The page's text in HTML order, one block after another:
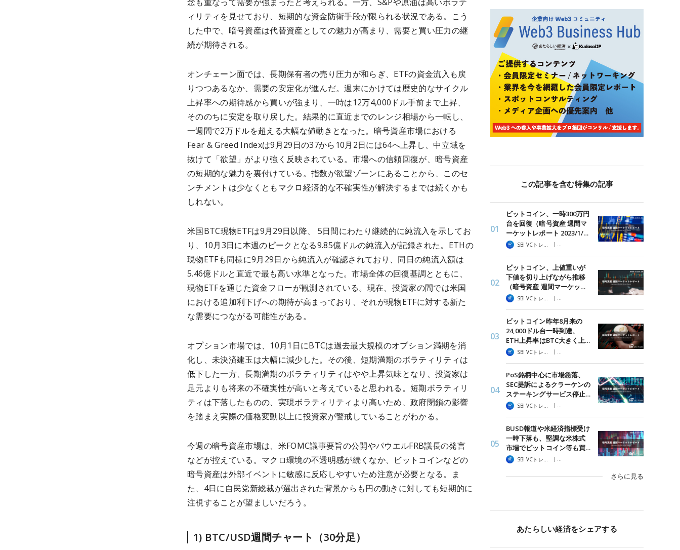
ィリティを見せており、短期的な資金防衛手段が限られる状況である。こう
した中で、暗号資産は代替資産としての魅力が高まり、需要と買い圧力の継
続が期待される。
オンチェーン面では、長期保有者の売り圧力が和らぎ、ETFの資金流入も戻
りつつあるなか、需要の安定化が進んだ。週末にかけては歴史的なサイクル
上昇率への期待感から買いが強まり、一時は12万4,000ドル手前まで上昇、
そののちに安定を取り戻した。結果的に直近までのレンジ相場から一転し、
一週間で2万ドルを超える大幅な値動きとなった。暗号資産市場における
Fear & Greed Indexは9月29日の37から10月2日には64へ上昇し、中立域を
抜けて「欲望」がより強く反映されている。市場への信頼回復が、暗号資産
の短期的な魅力を裏付けている。指数が欲望ゾーンにあることから、このセ
ンチメントは少なくともマクロ経済的な不確実性が解決するまでは続くかも
しれない。
米国BTC現物ETFは9月29日以降、 5日間にわたり継続的に純流入を示してお
り、10月3日に本週のピークとなる9.85億ドルの純流入が記録された。ETHの
現物ETFも同様に9月29日から純流入が確認されており、同日の純流入額は
5.46億ドルと直近で最も高い水準となった。市場全体の回復基調とともに、
現物ETFを通じた資金フローが観測されている。現在、投資家の間では米国
における追加利下げへの期待が高まっており、それが現物ETFに対する新た
な需要につながる可能性がある。
オプション市場では、10月1日にBTCは過去最大規模のオプション満期を消
化し、未決済建玉は大幅に減少した。その後、短期満期のボラティリティは
低下した一方、長期満期のボラティリティはやや上昇気味となり、投資家は
足元よりも将来の不確実性が高いと考えていると思われる。短期ボラティリ
ティは下落したものの、実現ボラティリティより高いため、政府閉鎖の影響
を踏まえ実際の価格変動以上に投資家が警戒していることがわかる。
今週の暗号資産市場は、米FOMC議事要旨の公開やパウエルFRB議長の発言
などが控えている。マクロ環境の不透明感が続くなか、ビットコインなどの
暗号資産は外部イベントに敏感に反応しやすいため注意が必要となる。ま
た、4日に自民党新総裁が選出された背景からも円の動きに対しても短期的に
注視することが望ましいだろう。
1) BTC/USD週間チャート（30分足）
この記事を含む特集の記事
ビットコイン、一時300万円
台を回復（暗号資産 週間マ
ーケットレポート 2023/1/…
|
暗号資産 週間マーケットレポート
ビットコイン、上値重いが
下値を切り上げながら推移
（暗号資産 週間マーケッ…
|
暗号資産 週間マーケットレポート
ビットコイン昨年8月来の
24,000ドル台一時到達、
ETH上昇率はBTC大きく上…
|
暗号資産 週間マーケットレポート
PoS銘柄中心に市場急落、
SEC提訴によるクラーケンの
ステーキングサービス停止…
|
暗号資産 週間マーケットレポート
BUSD報道や米経済指標受け
一時下落も、堅調な米株式
市場でビットコイン等も買…
|
暗号資産 週間マーケットレポート
さらに見る
あたらしい経済をシェアする